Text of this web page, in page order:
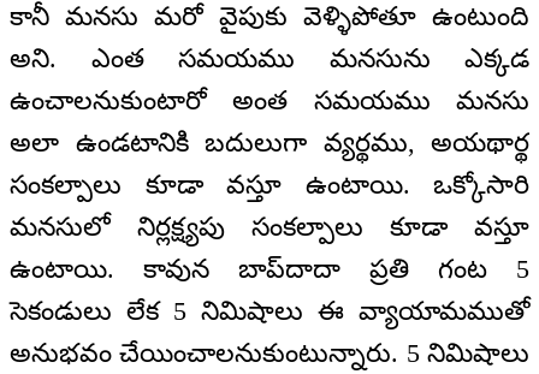
కానీ మనసు మరో వైపుకు వెళ్ళిపోతూ ఉంటుంది
అని. ఎంత సమయము మనసును ఎక్కడ
ఉంచాలనుకుంటారో అంత సమయము మనసు
అలా ఉండటానికి బదులుగా వ్యర్థము, అయథార్థ
సంకల్పాలు కూడా వస్తూ ఉంటాయి. ఒక్కోసారి
మనసులో నిర్లక్ష్యపు సంకల్పాలు కూడా వస్తూ
ఉంటాయి. కావున బాప్‌దాదా ప్రతి గంట 5
సెకండులు లేక 5 నిమిషాలు ఈ వ్యాయామముతో
అనుభవం చేయించాలనుకుంటున్నారు. 5 నిమిషాలు